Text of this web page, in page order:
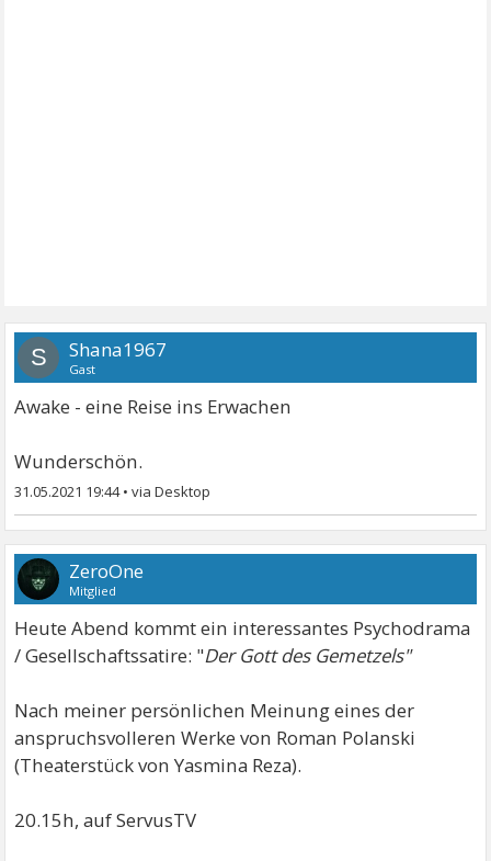
S Shana1967
Gast
Awake - eine Reise ins Erwachen
Wunderschön.
31.05.2021 19:44•
ZeroOne
Mitglied
Heute Abend kommt ein interessantes Psychodrama
/ Gesellschaftssatire: "Der Gott des Gemetzels"
Nach meiner persönlichen Meinung eines der
anspruchsvolleren Werke von Roman Polanski
(Theaterstück von Yasmina Reza).
20.15h, auf ServusTV